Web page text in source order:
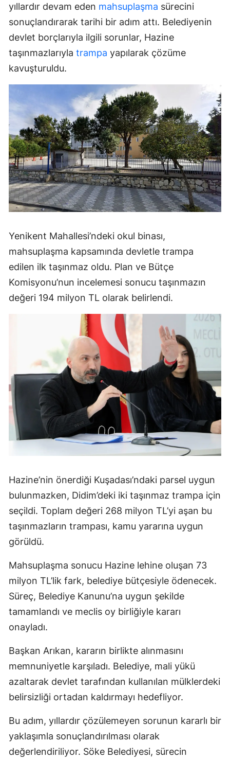
yıllardır devam eden mahsuplaşma sürecini
sonuçlandırarak tarihi bir adım attı. Belediyenin
devlet borçlarıyla ilgili sorunlar, Hazine
taşınmazlarıyla trampa yapılarak çözüme
kavuşturuldu.
Yenikent Mahallesi’ndeki okul binası,
mahsuplaşma kapsamında devletle trampa
edilen ilk taşınmaz oldu. Plan ve Bütçe
Komisyonu’nun incelemesi sonucu taşınmazın
değeri 194 milyon TL olarak belirlendi.
Hazine’nin önerdiği Kuşadası’ndaki parsel uygun
bulunmazken, Didim’deki iki taşınmaz trampa için
seçildi. Toplam değeri 268 milyon TL’yi aşan bu
taşınmazların trampası, kamu yararına uygun
görüldü.
Mahsuplaşma sonucu Hazine lehine oluşan 73
milyon TL’lik fark, belediye bütçesiyle ödenecek.
Süreç, Belediye Kanunu’na uygun şekilde
tamamlandı ve meclis oy birliğiyle kararı
onayladı.
Başkan Arıkan, kararın birlikte alınmasını
memnuniyetle karşıladı. Belediye, mali yükü
azaltarak devlet tarafından kullanılan mülklerdeki
belirsizliği ortadan kaldırmayı hedefliyor.
Bu adım, yıllardır çözülemeyen sorunun kararlı bir
yaklaşımla sonuçlandırılması olarak
değerlendiriliyor. Söke Belediyesi, sürecin